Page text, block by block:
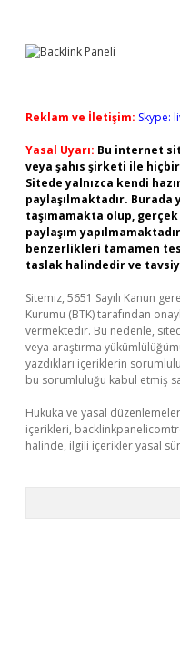
Reklam ve İletişim: Skype:
Yasal Uyarı: Bu internet
veya şahıs şirketi ile
Sitede yalnızca kendi
paylaşılmaktadır.
taşımamakta olup,
paylaşım
benzerlikleri tamamen
taslak halindedir ve
Sitemiz, 5651 Sayılı Kanun
Kurumu (BTK) tarafından
vermektedir. Bu nedenle,
veya araştırma
yazdıkları içeriklerin
bu sorumluluğu kabul etmiş
Hukuka ve yasal
içerikleri,
halinde, ilgili içerikler yasal